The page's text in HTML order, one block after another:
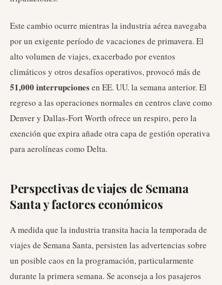
Este cambio ocurre mientras la industria aérea navegaba
por un exigente período de vacaciones de primavera. El
alto volumen de viajes, exacerbado por eventos
climáticos y otros desafíos operativos, provocó más de
51,000 interrupciones en EE. UU. la semana anterior. El
regreso a las operaciones normales en centros clave como
Denver y Dallas-Fort Worth ofrece un respiro, pero la
exención que expira añade otra capa de gestión operativa
para aerolíneas como Delta.
Perspectivas de viajes de Semana
Santa y factores económicos
A medida que la industria transita hacia la temporada de
viajes de Semana Santa, persisten las advertencias sobre
un posible caos en la programación, particularmente
durante la primera semana. Se aconseja a los pasajeros